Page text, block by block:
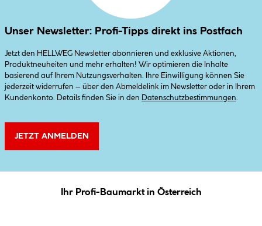
Unser Newsletter: Profi-Tipps direkt ins Postfach
Jetzt den HELLWEG Newsletter abonnieren und exklusive Aktionen,
Produktneuheiten und mehr erhalten! Wir optimieren die Inhalte
basierend auf Ihrem Nutzungsverhalten. Ihre Einwilligung können Sie
jederzeit widerrufen – über den Abmeldelink im Newsletter oder in Ihrem
Kundenkonto. Details finden Sie in den
Datenschutzbestimmungen
JETZT ANMELDEN
Ihr Profi-Baumarkt in Österreich